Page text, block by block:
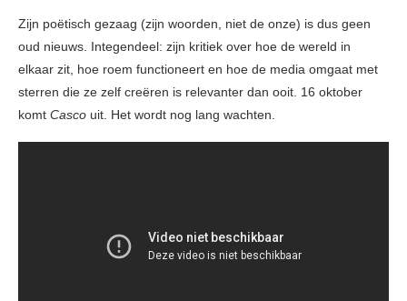
Zijn poëtisch gezaag (zijn woorden, niet de onze) is dus geen
oud nieuws. Integendeel: zijn kritiek over hoe de wereld in
elkaar zit, hoe roem functioneert en hoe de media omgaat met
sterren die ze zelf creëren is relevanter dan ooit. 16 oktober
komt Casco uit. Het wordt nog lang wachten.